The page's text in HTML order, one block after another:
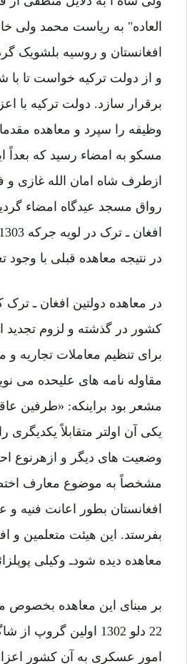
العاده" به ریاست محمد ولی
افغانستان و روسیه بلشویک
و از دولت ترکیه خواست تا با
برقرار سازد. دولت ترکیه با
ازطرف شاه امان الله غازی و
رواق مسجد عیدگاه امضاء
در نتیجه معاهده قبلی با وجود
در معاهده دولتین افغان ـ
برای تنظیم معاملات تجاریه
مشعر بود براینکه: «طرفین
یکی آن اولتر متقابلاً
وضعیت های دیگر و ازهرنوع
مشخصاً به موضوع معارف
افغانستان بطور اعانت فنیه
بفرستد. این هیئت متعلمین
معاهده دیده شودـ وکیلی
22 دلو 1302 اولین
امور عسکری به آن کشور